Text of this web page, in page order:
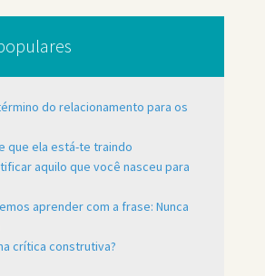
do relacionamento para os
que ela está-te traindo
aquilo que você nasceu para
aprender com a frase: Nunca
crítica construtiva?